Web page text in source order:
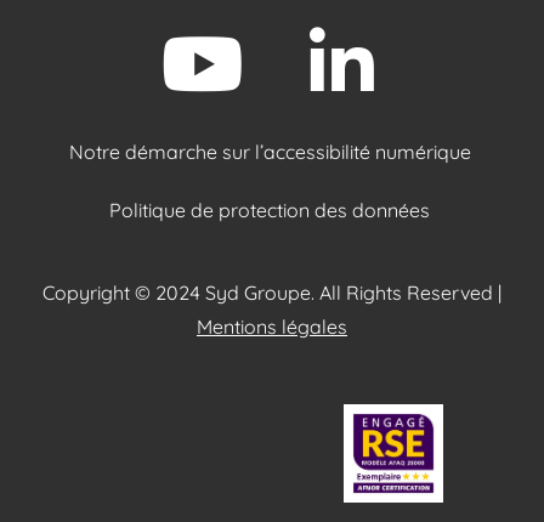
Notre démarche sur l’accessibilité numérique
Politique de protection des données
Copyright © 2024 Syd Groupe. All Rights Reserved |
Mentions légales